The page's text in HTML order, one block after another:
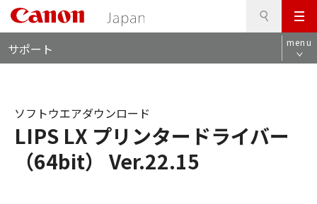
メ
ニ
ュ
サポート menu
LIPS LX プリンタードライバー
（64bit） Ver.22.15
ソフトウエアダウンロード